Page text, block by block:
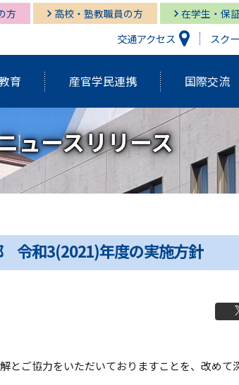
方 高校・塾教職員の方 在学生・保
交通アクセス スク
アダイナミズム ポ
マ
公開 学
経営情報学部
大
育
開発機構 多
紀要（Tama蔵） 教
ティブ・ラーニング発表祭
産官学民連携 国際交流
情報学部 グ
交流センター
情報学部 経
ーバルスタディーズ学部 グロ
キャンパス図書館 湘
キャンパス メディア・サービス 湘南
ュースリリース
令和3(2021)年度の実施方針
とご協力をいただいておりますことを、改めて